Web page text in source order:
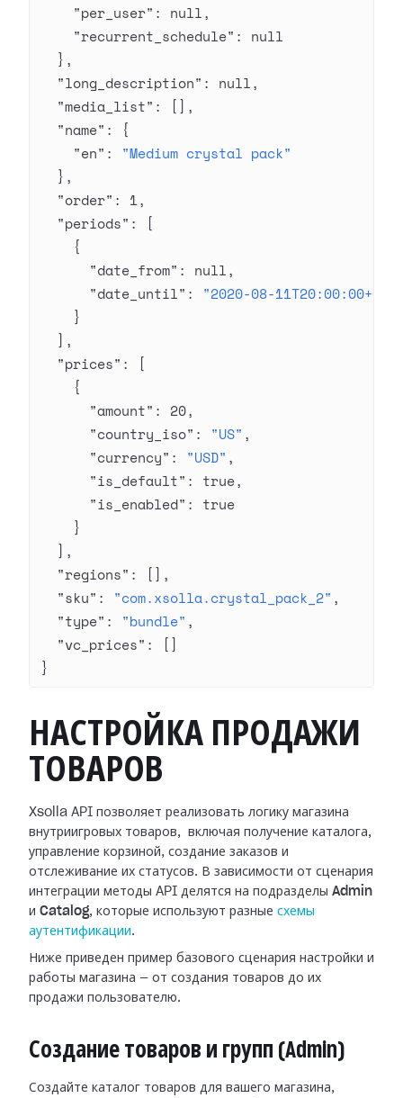
    "per_user"
: null,
    "recurrent_schedule"
: null
  },
  "long_description"
: null,
  "media_list"
: [],
  "name"
: {
    "en"
: "Medium crystal pack"
  },
  "order"
: 1,
  "periods"
: [
    {
      "date_from"
: null,
      "date_until"
: "2020-08-
    }
  ],
  "prices"
: [
    {
      "amount"
: 20,
      "country_iso"
: "US" ,
      "currency"
: "USD" ,
      "is_default"
: true,
      "is_enabled"
: true
    }
  ],
  "regions"
: [],
  "sku"
: "com.xsolla.crystal_pack_2" ,
  "type"
: "bundle" ,
  "vc_prices"
: []
}
НАСТРОЙКА ПРОДАЖИ
ТОВАРОВ
Xsolla API позволяет реализовать логику магазина
внутриигровых товаров, включая получение каталога,
управление корзиной, создание заказов и
отслеживание их статусов. В зависимости от сценария
интеграции методы API делятся на подразделы Admin
и Catalog, которые используют разные схемы
аутентификации.
Ниже приведен пример базового сценария настройки и
работы магазина — от создания товаров до их
продажи пользователю.
Создание товаров и групп (Admin)
Создайте каталог товаров для вашего магазина,